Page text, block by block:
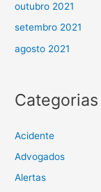
outubro 2021
setembro 2021
agosto 2021
Categorias
Acidente
Advogados
Alertas